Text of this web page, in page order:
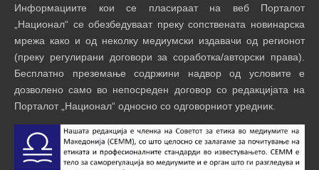
Информациите кои се пласираат на веб Порталот
„Национал“ се обезбедуваат преку сопствената новинарска
мрежа како и од неколку медиумски издавачи од регионот
(преку регулирани договори за соработка/авторски права).
Бесплатно преземање содржини надвор од условите е
дозволено само во непосреден договор со редакцијата на
Порталот „Национал“ односно со одговорниот уредник.